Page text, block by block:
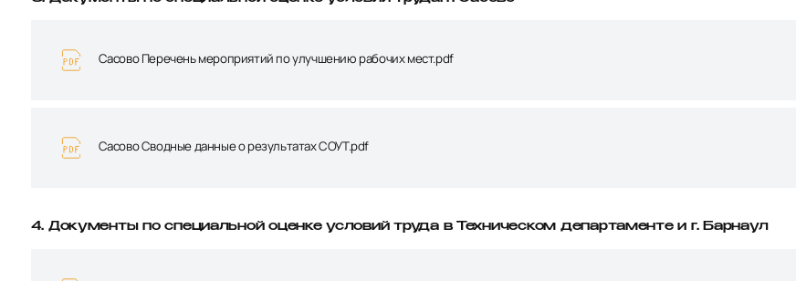
Сасово Перечень мероприятий по улучшению рабочих мест.pdf
Сасово Сводные данные о результатах СОУТ.pdf
4. Документы по специальной оценке условий труда в Техническом департаменте и г. Барнаул